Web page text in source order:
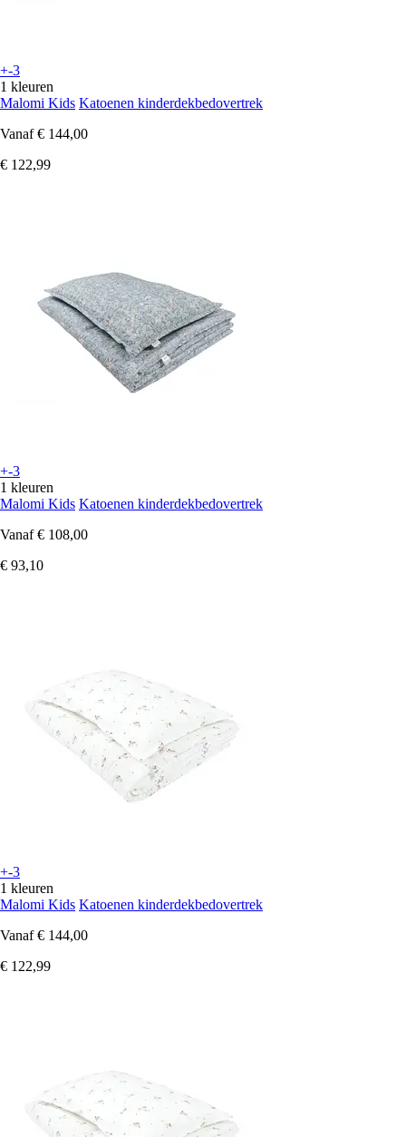
+-3
1 kleuren
Malomi Kids Katoenen kinderdekbedovertrek
Vanaf € 144,00
€ 122,99
+-3
1 kleuren
Malomi Kids Katoenen kinderdekbedovertrek
Vanaf € 108,00
€ 93,10
+-3
1 kleuren
Malomi Kids Katoenen kinderdekbedovertrek
Vanaf € 144,00
€ 122,99